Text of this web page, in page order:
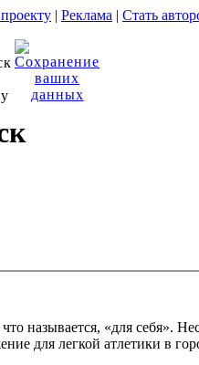
| Реклама | Стать
называется, «для себя».
для легкой атлетики в